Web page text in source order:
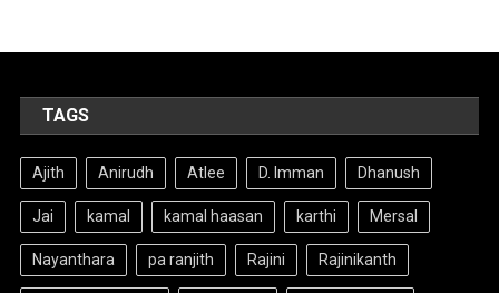
TAGS
Ajith Anirudh Atlee D. Imman Dhanush
Jai kamal kamal haasan karthi Mersal
Nayanthara pa ranjith Rajini Rajinikanth